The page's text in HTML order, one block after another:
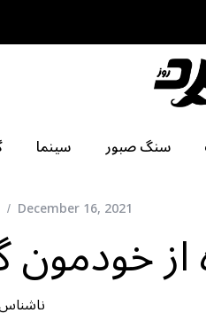
سنگ صبور سینما
December 16, 2021
از